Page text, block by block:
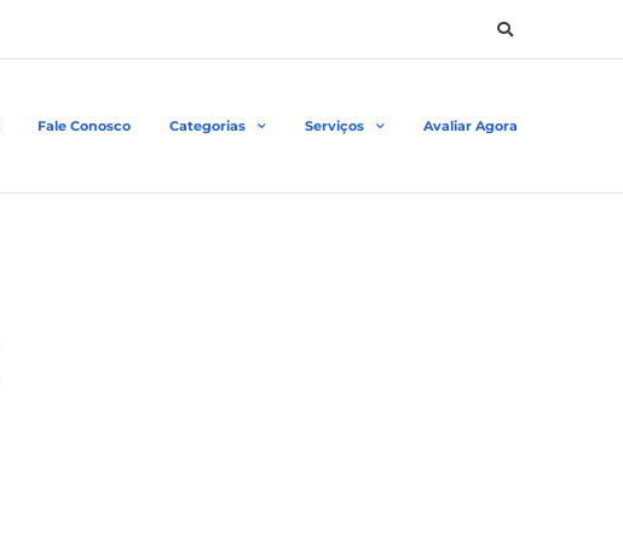
Fale Conosco Categorias Serviços Avaliar Agora